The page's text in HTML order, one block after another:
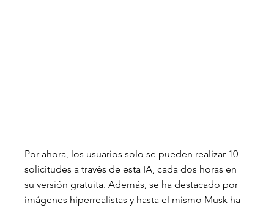
Por ahora, los usuarios solo se pueden realizar 10
solicitudes a través de esta IA, cada dos horas en
su versión gratuita. Además, se ha destacado por
imágenes hiperrealistas y hasta el mismo Musk ha